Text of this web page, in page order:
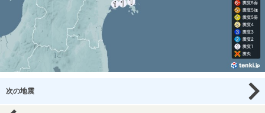
次の地震